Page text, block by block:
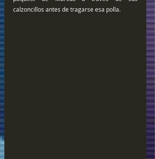
calzoncillos antes de tragarse esa polla.